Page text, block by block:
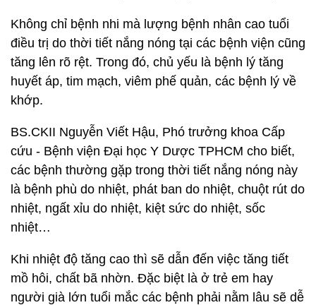
Không chỉ bệnh nhi mà lượng bệnh nhân cao tuổi
điều trị do thời tiết nắng nóng tại các bệnh viện cũng
tăng lên rõ rệt. Trong đó, chủ yếu là bệnh lý tăng
huyết áp, tim mạch, viêm phế quản, các bệnh lý về
khớp.
BS.CKII Nguyễn Viết Hậu, Phó trưởng khoa Cấp
cứu - Bệnh viện Đại học Y Dược TPHCM cho biết,
các bệnh thường gặp trong thời tiết nắng nóng này
là bệnh phù do nhiệt, phát ban do nhiệt, chuột rút do
nhiệt, ngất xỉu do nhiệt, kiệt sức do nhiệt, sốc
nhiệt…
Khi nhiệt độ tăng cao thì sẽ dẫn đến việc tăng tiết
mồ hôi, chất bã nhờn. Đặc biệt là ở trẻ em hay
người già lớn tuổi mắc các bệnh phải nằm lâu sẽ dễ